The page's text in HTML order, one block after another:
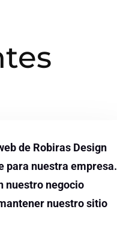
de Robiras Design
para nuestra empresa.
nuestro negocio
nuestro sitio